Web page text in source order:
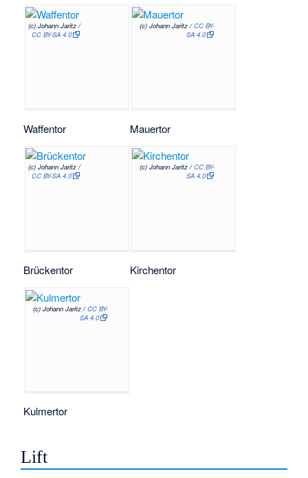
(c) Johann Jaritz /
CC BY-SA 4.0
Waffentor
(c) Johann Jaritz /CC BY-
SA 4.0
Mauertor
(c) Johann Jaritz /
CC BY-SA 4.0
Brückentor
(c) Johann Jaritz /CC BY-
SA 4.0
Kirchentor
(c) Johann Jaritz /CC BY-
SA 4.0
Kulmertor
Lift